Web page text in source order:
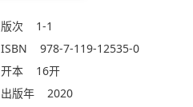
版次
1-1
ISBN
978-7-119-12535-0
开本
16开
出版年
2020